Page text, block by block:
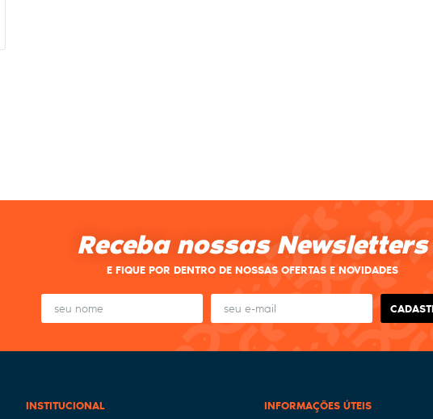
Receba nossas Newsletters
E FIQUE POR DENTRO DE NOSSAS OFERTAS E NOVIDADES
INSTITUCIONAL INFORMAÇÕES ÚTEIS